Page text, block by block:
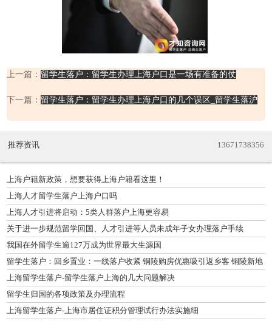
上一篇： 留学生落户：留学生办理上海户口是一场有准备的仗
下一篇： 留学生落户：留学生办理上海户口的几个误区_留学生落沪
推荐资讯 13671738356
上海户籍新政策，想要获得上海户籍看这里！
上海人才留学生落户上海户口吗
上海人才引进将启动：5类人群落户上海更容易
关于进一步规范留学回国、人才引进等人员未成年子女办理落户手续
我国在外留学生逾127万成为世界最大生源国
留学生落户：回乡置业：一线落户收紧 铜陵购房优惠吸引返乡客 铜陵新地
产交
上海留学生落户-留学生落户上海的几大问题解决
留学生归国的各项政策及办理流程
上海留学生落户-上海市居住证积分管理试行办法实施细